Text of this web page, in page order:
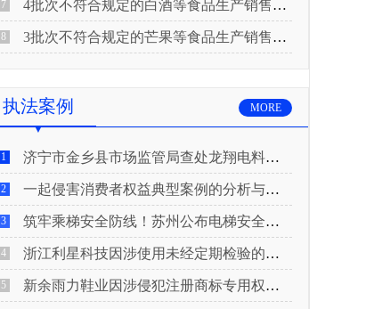
7 4批次不符合规定的白酒等食品生产销售企业被重庆市市场监督管理局通告！
8 3批次不符合规定的芒果等食品生产销售企业被长治市屯留区市场监督管理局公告！
执法案例 MORE
1 济宁市金乡县市场监管局查处龙翔电料批发部非法销售电线电缆案
2 一起侵害消费者权益典型案例的分析与启示
3 筑牢乘梯安全防线！苏州公布电梯安全领域典型案例
4 浙江利星科技因涉使用未经定期检验的压力管道被查
5 新余雨力鞋业因涉侵犯注册商标专用权被查